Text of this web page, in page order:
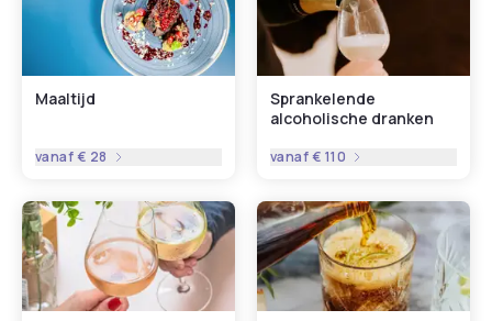
Maaltijd
vanaf€ 28
Sprankelende
alcoholische dranken
vanaf€ 110